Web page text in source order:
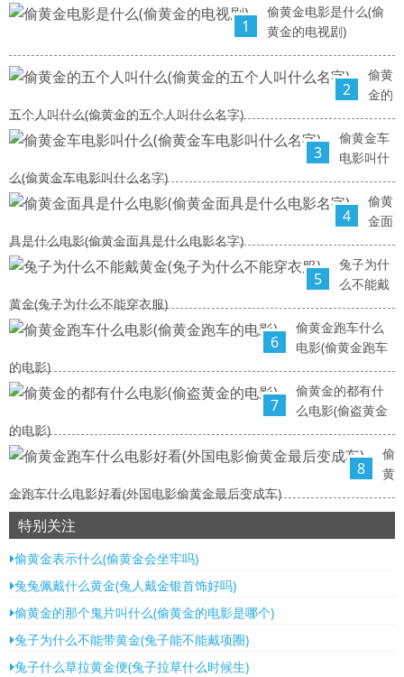
1
偷黄金电影是什么(偷
黄金的电视剧)
2
偷黄
金的
五个人叫什么(偷黄金的五个人叫什么名字)
3
偷黄金车
电影叫什
么(偷黄金车电影叫什么名字)
4
偷黄
金面
具是什么电影(偷黄金面具是什么电影名字)
5
兔子为什
么不能戴
黄金(兔子为什么不能穿衣服)
6
偷黄金跑车什么
电影(偷黄金跑车
的电影)
7
偷黄金的都有什
么电影(偷盗黄金
的电影)
8
偷
黄
金跑车什么电影好看(外国电影偷黄金最后变成车)
特别关注
偷黄金表示什么(偷黄金会坐牢吗)
兔兔佩戴什么黄金(兔人戴金银首饰好吗)
偷黄金的那个鬼片叫什么(偷黄金的电影是哪个)
兔子为什么不能带黄金(兔子能不能戴项圈)
兔子什么草拉黄金便(兔子拉草什么时候生)